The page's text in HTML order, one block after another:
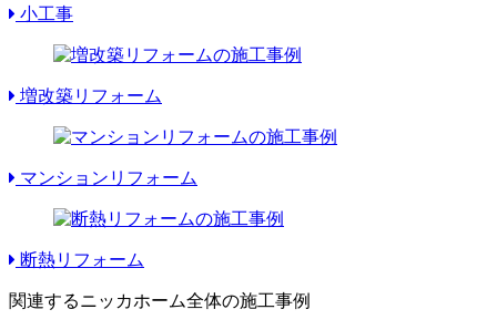
小工事
増改築リフォーム
マンションリフォーム
断熱リフォーム
関連するニッカホーム全体の施工事例